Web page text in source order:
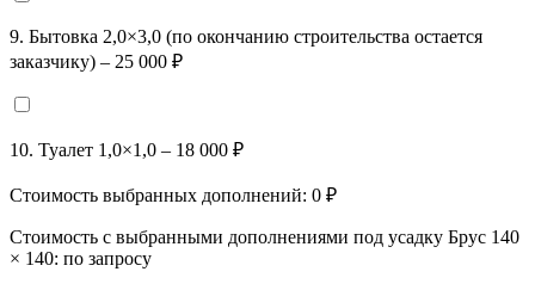
9. Бытовка 2,0×3,0 (по окончанию строительства остается
заказчику) – 25 000 ₽
10. Туалет 1,0×1,0 – 18 000 ₽
Стоимость выбранных дополнений: 0 ₽
Стоимость с выбранными дополнениями под усадку Брус 140
× 140: по запросу